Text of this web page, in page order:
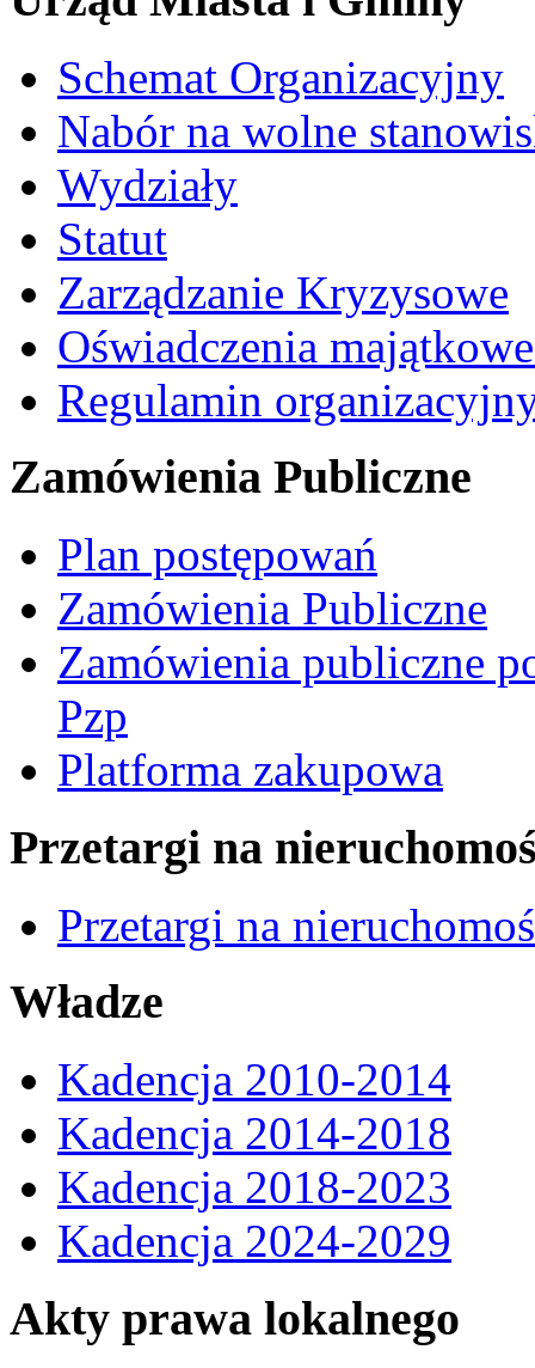
Schemat Organizacyjny
Nabór na wolne
Wydziały
Statut
Zarządzanie Kryzysowe
Oświadczenia
Regulamin
Zamówienia Publiczne
Plan postępowań
Zamówienia Publiczne
Zamówienia publiczne
Pzp
Platforma zakupowa
Przetargi na
Przetargi na
Władze
Kadencja 2010-2014
Kadencja 2014-2018
Kadencja 2018-2023
Kadencja 2024-2029
Akty prawa lokalnego